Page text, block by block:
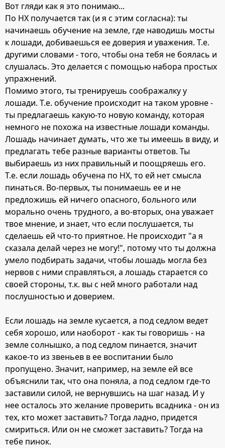
Вот гляди как я это понимаю...
По НХ получается так (и я с этим согласна): ты
начинаешь обучение на земле, где наводишь мосты
к лошади, добиваешься ее доверия и уважения. Т.е.
другими словами - того, чтобы она тебя не боялась и
слушалась. Это делается с помощью набора простых
упражнений.
Помимо этого, ты тренируешь соображалку у
лошади. Т.е. обучение происходит на таком уровне -
ты предлагаешь какую-то новую команду, которая
немного не похожа на известные лошади команды.
Лошадь начинает думать, что же ты имеешь в виду, и
предлагать тебе разные варианты ответов. Ты
выбираешь из них правильный и поощряешь его.
Т.е. если лошадь обучена по НХ, то ей нет смысла
пинаться. Во-первых, ты понимаешь ее и не
предложишь ей ничего опасного, больного или
морально очень трудного, а во-вторых, она уважает
твое мнение, и знает, что если послушается, ты
сделаешь ей что-то приятное. Не происходит "а я
сказала делай через не могу!", потому что ты должна
умело подбирать задачи, чтобы лошадь могла без
нервов с ними справляться, а лошадь старается со
своей стороны, т.к. вы с ней много работали над
послушностью и доверием.
Если лошадь на земле кусается, а под седлом ведет
себя хорошо, или наоборот - как ты говоришь - на
земле солнышко, а под седлом пинается, значит
какое-то из звеньев в ее воспитании было
пропущено. Значит, например, на земле ей все
объяснили так, что она поняла, а под седлом где-то
заставили силой, не вернувшись на шаг назад. И у
нее осталось это желание проверить всадника - он из
тех, кто может заставить? Тогда ладно, придется
смириться. Или он не сможет заставить? Тогда на
тебе пинок.